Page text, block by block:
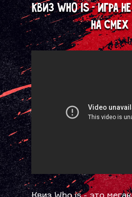
квиз WHO IS - Игра
на смех
квиз WHO IS - Игра
на смех
Квиз Who is - это